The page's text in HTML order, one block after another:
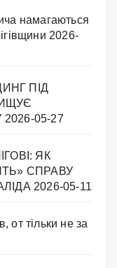
намагаються
2026-
ПІД
2026-05-27
ЯК
СПРАВУ
2026-05-11
от тільки не за